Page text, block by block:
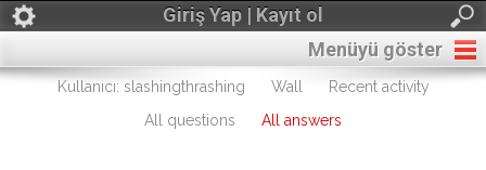
Giriş Yap | Kayıt ol
Menüyü göster
Kullanıcı: slashingthrashing Wall
Recent activity
All questions
All answers